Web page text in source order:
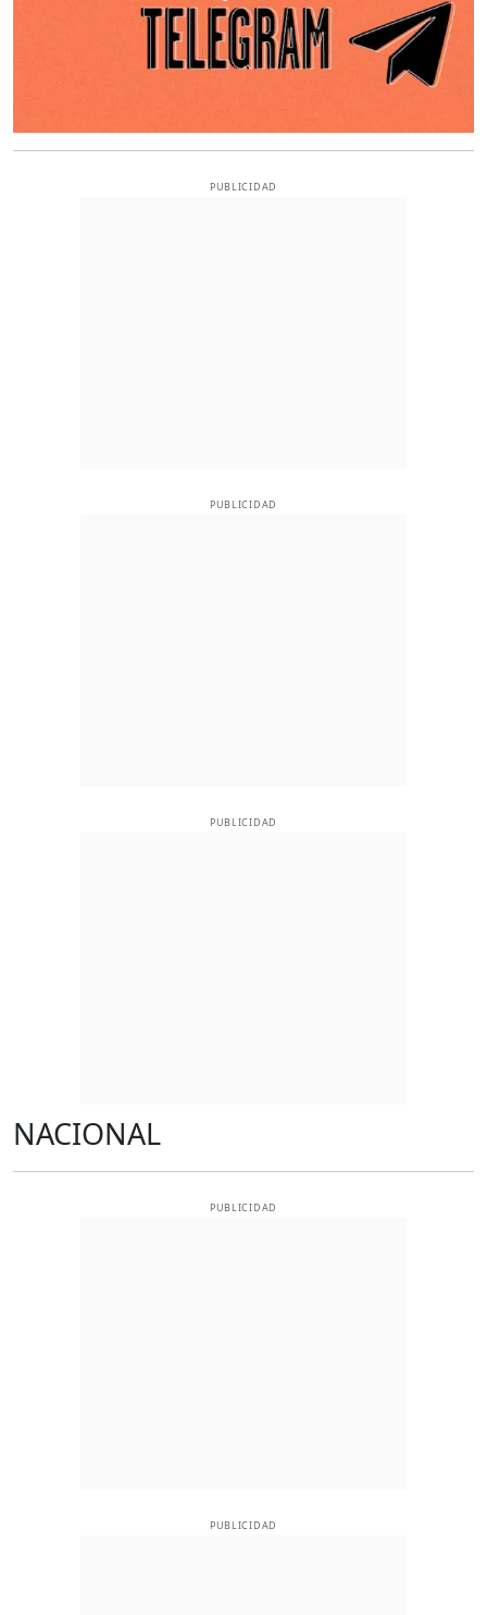
PUBLICIDAD
PUBLICIDAD
PUBLICIDAD
NACIONAL
PUBLICIDAD
PUBLICIDAD